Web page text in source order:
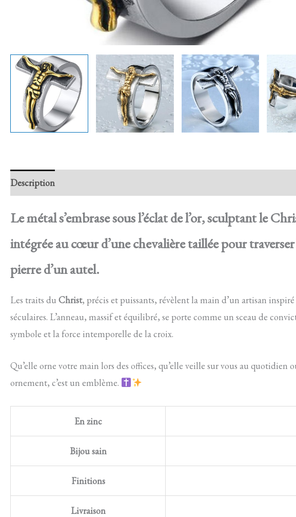
Description
Le métal s’embrase sous l’éclat de l’or, sculptant le
intégrée au cœur d’une chevalière taillée pour traverser
pierre d’un autel.
Les traits du Christ, précis et puissants, révèlent la main d’un artisan
séculaires. L’anneau, massif et équilibré, se porte comme un sceau de
symbole et la force intemporelle de la croix.
Qu’elle orne votre main lors des offices, qu’elle veille sur vous au quotidien
ornement, c’est un emblème.
En zinc
Bijou sain
Finitions
Livraison